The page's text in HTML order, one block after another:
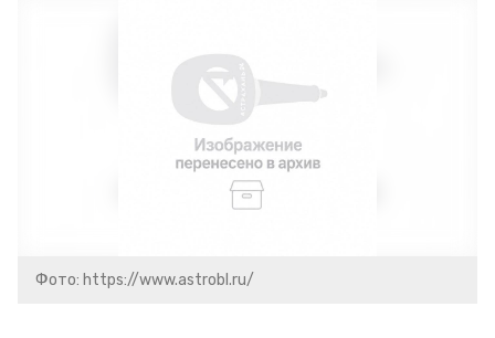
Фото: https://www.astrobl.ru/